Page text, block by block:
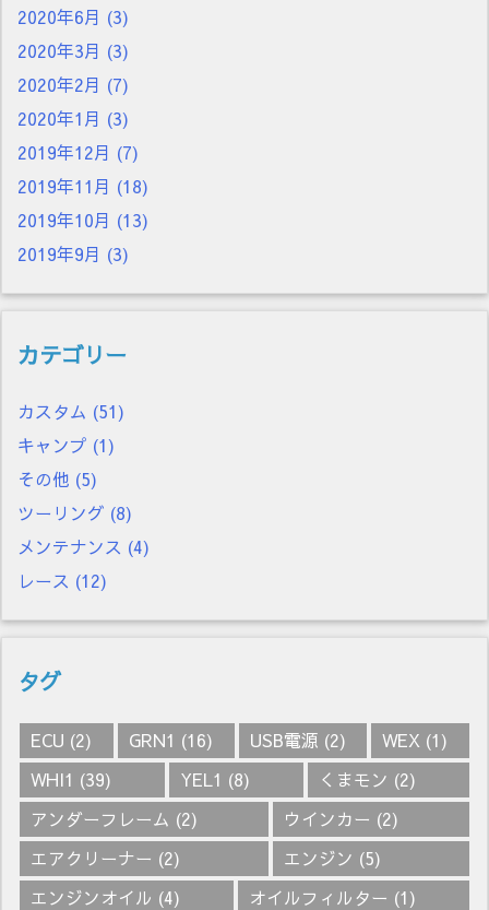
2020年6月 (3)
2020年3月 (3)
2020年2月 (7)
2020年1月 (3)
2019年12月 (7)
2019年11月 (18)
2019年10月 (13)
2019年9月 (3)
カテゴリー
カスタム (51)
キャンプ (1)
その他 (5)
ツーリング (8)
メンテナンス (4)
レース (12)
タグ
ECU (2) GRN1 (16) USB電源 (2) WEX (1)
WHI1 (39) YEL1 (8) くまモン (2)
アンダーフレーム (2) ウインカー (2)
エアクリーナー (2) エンジン (5)
エンジンオイル (4) オイルフィルター (1)